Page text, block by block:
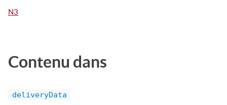
N3
Contenu dans
deliveryData